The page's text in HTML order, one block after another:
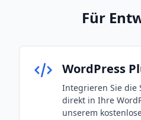
Für
WordPress
Integrieren Sie die
direkt in Ihre
unserem